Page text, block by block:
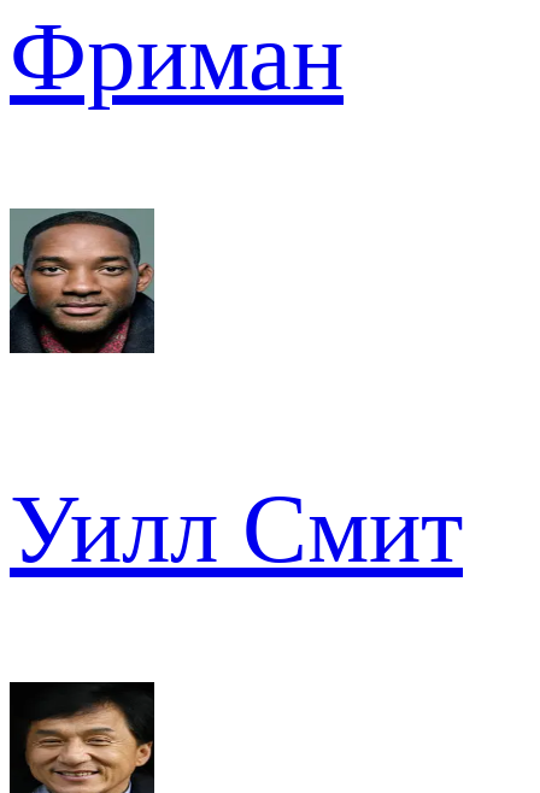
Фриман
Уилл Смит